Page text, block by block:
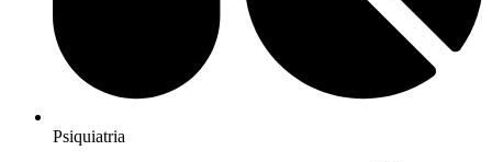
Psiquiatria